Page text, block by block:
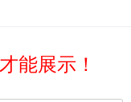
能展示！